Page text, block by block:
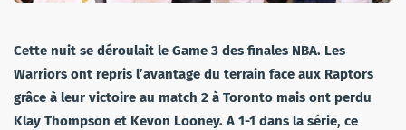
Cette nuit se déroulait le Game 3 des finales NBA. Les
Warriors ont repris l’avantage du terrain face aux Raptors
grâce à leur victoire au match 2 à Toronto mais ont perdu
Klay Thompson et Kevon Looney. A 1-1 dans la série, ce